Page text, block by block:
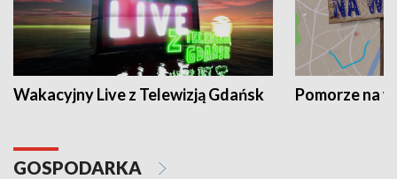
Wakacyjny Live z Telewizją Gdańsk Pomorze na
GOSPODARKA